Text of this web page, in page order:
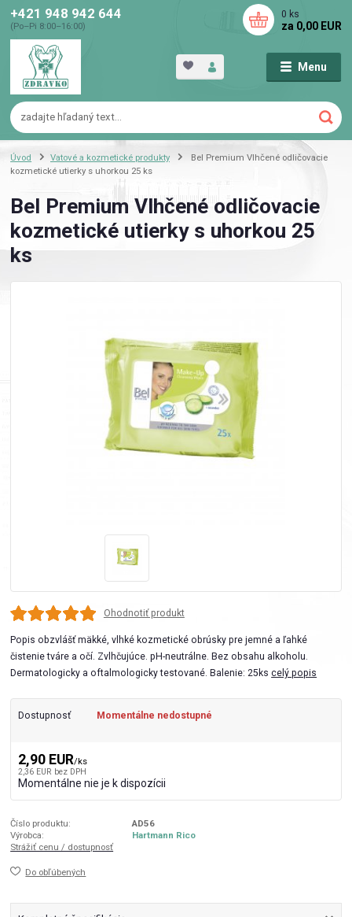
Menu
+421 948 942 644
(Po–Pi 8:00–16:00)
0 ks
za 0,00 EUR
Úvod Vatové a kozmetické produkty
Bel Premium Vlhčené odličovacie
kozmetické utierky s uhorkou 25 ks
Bel Premium Vlhčené odličovacie
kozmetické utierky s uhorkou 25
ks
Ohodnotiť produkt
Popis obzvlášť mäkké, vlhké kozmetické obrúsky pre jemné a ľahké
čistenie tváre a očí. Zvlhčujúce. pH-neutrálne. Bez obsahu alkoholu.
Dermatologicky a oftalmologicky testované. Balenie: 25kscelý popis
Dostupnosť Momentálne nedostupné
2,90 EUR/ks
2,36 EUR bez DPH
Momentálne nie je k dispozícii
Číslo produktu:
AD56
Výrobca:
Hartmann Rico
Strážiť cenu / dostupnosť
Do obľúbených